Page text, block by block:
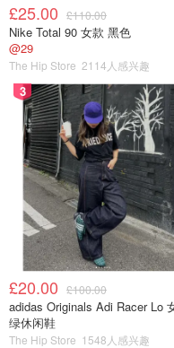
做好的桃子酱当然要来
是一勺桃子酱，然后再
令到颜色粉红色的，太好
£25.00 £110.00
Nike Total 90 女款 黑色
@29
The Hip Store 2114人感兴趣
3
£20.00 £100.00
adidas Originals Adi Racer Lo
绿休闲鞋
The Hip Store 1548人感兴趣